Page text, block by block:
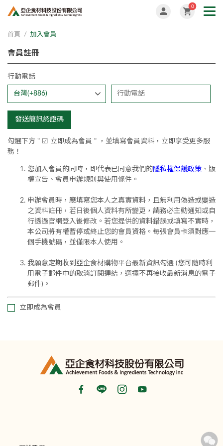
0
首頁 加入會員
會員註冊
行動電話
發送簡訊認證碼
勾選下方 " ☑ 立即成為會員 " ，並填寫會員資料，立即享受更多服
務！
您加入會員的同時，即代表已同意我們的隱私權保護政策 、版
權宣告、會員申辦規則與使用條件。
申辦會員時，應填寫您本人之真實資料，且無利用偽造或變造
之資料註冊，若日後個人資料有所變更，請務必主動通知或自
行透過官網登入後修改。若您提供的資料錯誤或填寫不實時，
本公司將有權暫停或終止您的會員資格。每張會員卡須對應一
個手機號碼，並僅限本人使用。
我願意定期收到亞企食材購物平台最新資訊勾選 (您可隨時利
用電子郵件中的取消訂閱連結，選擇不再接收最新消息的電子
郵件)。
立即成為會員